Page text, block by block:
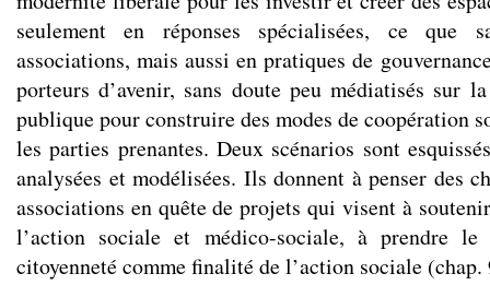
seulement en réponses spécialisées, ce que
associations, mais aussi en pratiques de
porteurs d’avenir, sans doute peu médiatisés sur
publique pour construire des modes de coopération
les parties prenantes. Deux scénarios sont
analysées et modélisées. Ils donnent à penser des
associations en quête de projets qui visent à
l’action sociale et médico-sociale, à prendre le
citoyenneté comme finalité de l’action sociale (chap.